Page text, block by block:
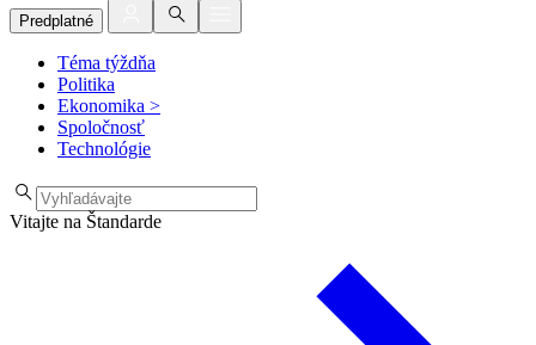
Predplatné
Téma týždňa
Politika
Ekonomika >
Spoločnosť
Technológie
Vitajte na Štandarde